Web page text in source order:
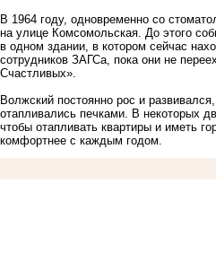
В 1964 году, одновременно со
на улице Комсомольская. До этого
в одном здании, в котором сейчас
сотрудников ЗАГСа, пока они не
Счастливых».
Волжский постоянно рос и
отапливались печками. В некоторых
чтобы отапливать квартиры и иметь
комфортнее с каждым годом.